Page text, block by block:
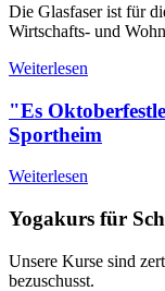
Die Glasfaser ist für
Wirtschafts- und
Weiterlesen
"Es
Sportheim
Weiterlesen
Yogakurs für
Unsere Kurse sind
bezuschusst.